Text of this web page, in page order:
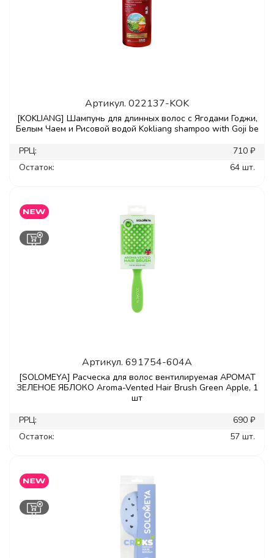
Артикул. 022137-KOK
[KOKLIANG] Шампунь для длинных волос с Ягодами Годжи,
Белым Чаем и Рисовой водой Kokliang shampoo with Goji be
РРЦ:
710 ₽
Остаток:
64 шт.
Артикул. 691754-604A
[SOLOMEYA] Расческа для волос вентилируемая АРОМАТ
ЗЕЛЕНОЕ ЯБЛОКО Aroma-Vented Hair Brush Green Apple, 1
шт
РРЦ:
690 ₽
Остаток:
57 шт.